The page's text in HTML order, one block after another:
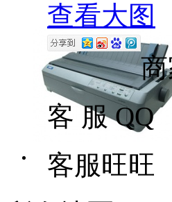
查看大图
客 服 QQ
客服旺旺